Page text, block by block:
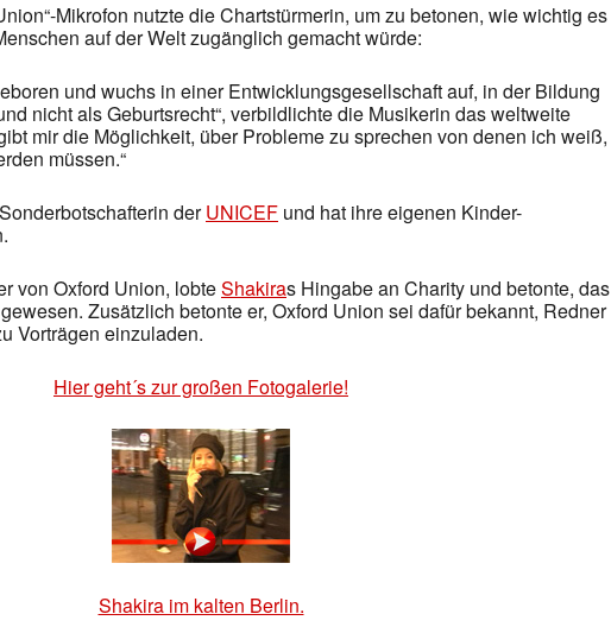
Mikrofon nutzte die Chartstürmerin, um zu betonen, wie wichtig es
auf der Welt zugänglich gemacht würde:
und wuchs in einer Entwicklungsgesellschaft auf, in der Bildung
nicht als Geburtsrecht“, verbildlichte die Musikerin das weltweite
mir die Möglichkeit, über Probleme zu sprechen von denen ich weiß,
müssen.“
derUNICEF und hat ihre eigenen Kinder-
von Oxford Union, lobteShakiras Hingabe an Charity und betonte, das
Zusätzlich betonte er, Oxford Union sei dafür bekannt, Redner
Vorträgen einzuladen.
Hier geht´s zur großen Fotogalerie!
Shakira im kalten Berlin.